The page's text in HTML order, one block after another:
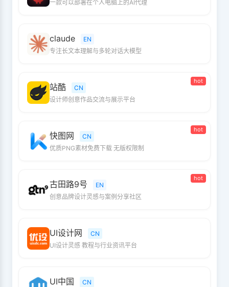
一款可以部署在个人电脑上的AI代理
claude
EN
专注长文本理解与多轮对话大模型
hot
站酷
CN
设计师创意作品交流与展示平台
hot
快图网
CN
优质PNG素材免费下载 无版权限制
hot
古田路9号
EN
创意品牌设计灵感与案例分享社区
UI设计网
CN
UI设计灵感 教程与行业资讯平台
UI中国 CN